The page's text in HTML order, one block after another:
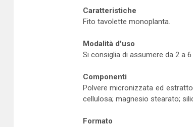
Caratteristiche
Fito tavolette monoplanta.
Modalità d'uso
Si consiglia di assumere da 2 a
Componenti
Polvere micronizzata ed
cellulosa; magnesio stearato;
Formato